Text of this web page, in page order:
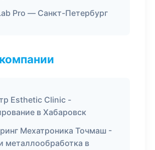
Pro — Санкт-Петербург
Esthetic Clinic -
в Хабаровск
Мехатроника Точмаш -
металлообработка в